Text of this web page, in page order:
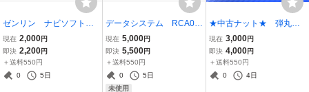
ゼンリン ナビソフト
ドライブマップ SUPER
全国版１５ CD-ROM ２
枚組 拡張フォーマット
専用 ≪中古品≫
現在 2,000円
即決 2,200円
＋送料550円
0
5日
データシステム RCA01
8H カメラ接続アダプタ
ー ≪未開封・未使用品
≫
現在 5,000円
即決 5,500円
＋送料550円
0
5日
未使用
★中古ナット★ 弾丸ナ
ット M12×P1.25 16個
入り エアバルブキャッ
プ付き
現在 3,000円
即決 4,000円
＋送料550円
0
4日